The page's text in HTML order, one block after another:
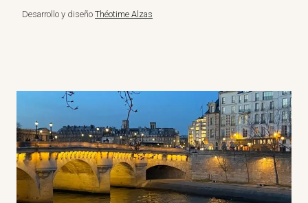
Desarrollo y diseño Théotime Alzas